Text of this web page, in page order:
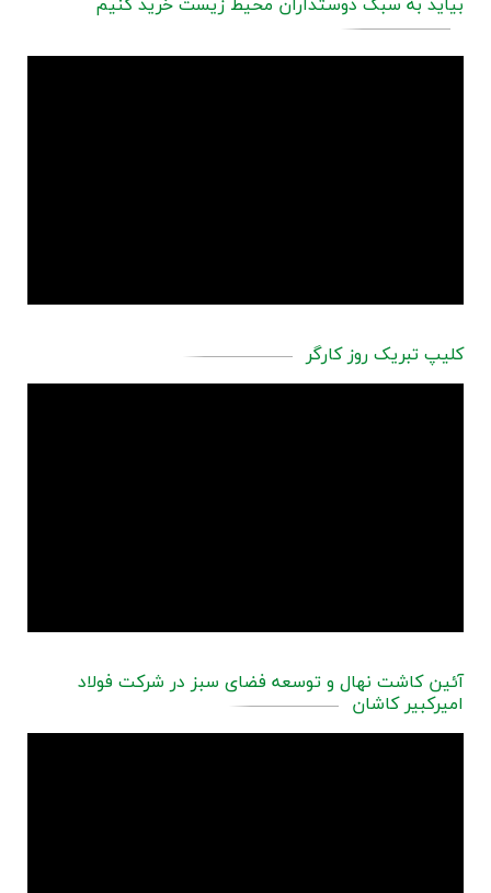
بیاید به سبک دوستداران محیط زیست خرید کنیم
کلیپ تبریک روز کارگر
آئین کاشت نهال و توسعه فضای سبز در شرکت فولاد
امیرکبیر کاشان